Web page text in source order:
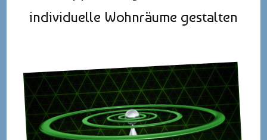
individuelle Wohnräume gestalten